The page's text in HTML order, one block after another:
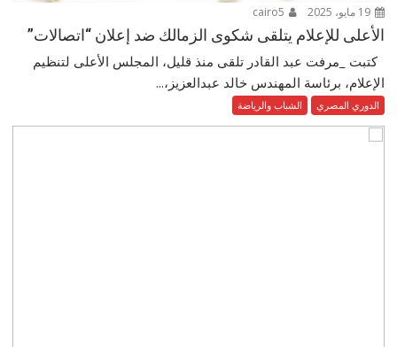
19 مايو، 2025
الأعلى للإعلام يتلقى شكوى الزمالك ضد إعلان “اتصالات”
كتبت _مرفت عبد القادر تلقى منذ قليل، المجلس الأعلى لتنظيم
الإعلام، برئاسة المهندس خالد عبدالعزيز،...
الدوري المصري الشباب والرياضة